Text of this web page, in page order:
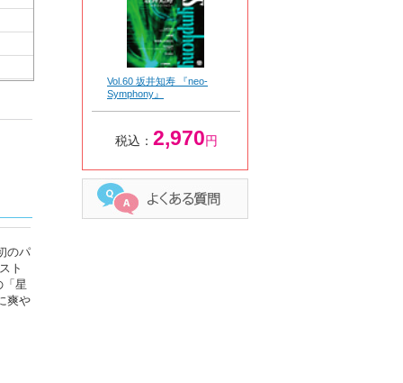
のパ
ト
「星
爽や
Vol.60 坂井知寿 『neo-
Symphony』
税込： 2,970円